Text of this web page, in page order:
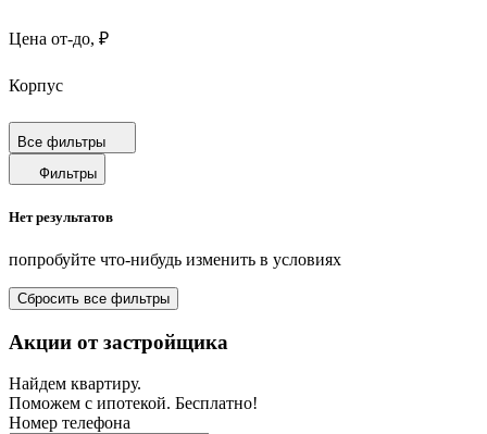
Цена от-до, ₽
Корпус
Срок сдачи
Площадь от-до, м²
Площадь кухни от-до, м²
Площадь балкона от-до, м²
Санузел
Этаж
Все фильтры
Фильтры
Нет результатов
попробуйте что-нибудь изменить в условиях
Сбросить все фильтры
Акции от застройщика
Найдем квартиру.
Поможем с ипотекой. Бесплатно!
Номер телефона